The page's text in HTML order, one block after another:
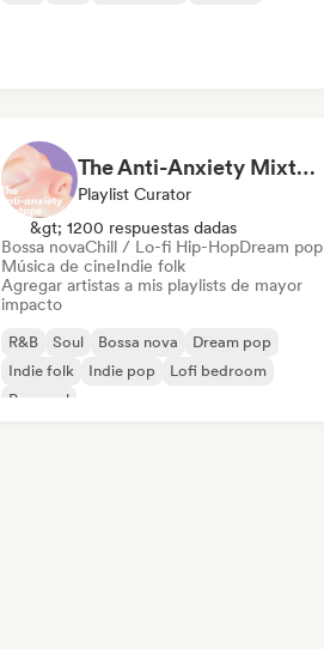
The Anti-Anxiety Mixtape
Playlist Curator
&gt; 1200 respuestas dadas
Bossa novaChill / Lo-fi Hip-HopDream pop
Música de cineIndie folk
Agregar artistas a mis playlists de mayor
impacto
R&B Soul Bossa nova
Dream pop
Indie folk
Indie pop
Lofi bedroom
Pop soul